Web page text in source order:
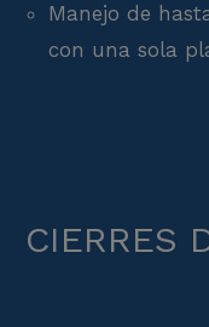
Manejo de
con una sola
CIERRES